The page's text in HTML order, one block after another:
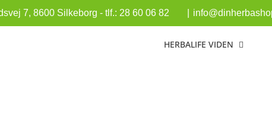
7, 8600 Silkeborg - tlf.: 28 60 06 82
HERBALIFE VIDEN